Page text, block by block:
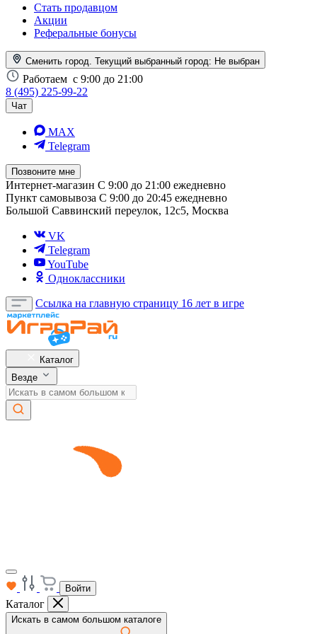
Стать продавцом
Акции
Реферальные бонусы
Сменить город. Текущий выбранный город: Не выбран
Работаем с 9:00 до 21:00
8 (495) 225-99-22
Чат
MAX
Telegram
Позвоните мне
Интернет-магазин С 9:00 до 21:00 ежедневно
Пункт самовывоза С 9:00 до 20:45 ежедневно
Большой Саввинский переулок, 12с5, Москва
VK
Telegram
YouTube
Одноклассники
Ссылка на главную страницу 16 лет в игре
Каталог
Везде
Войти
Каталог
Искать в самом большом каталоге